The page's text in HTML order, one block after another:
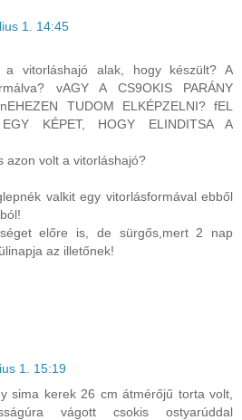
1. 14:45
a vitorláshajó alak, hogy készült? A
vAGY A CS9OKIS PARÁNY
TUDOM ELKÉPZELNI? fEL
KÉPET, HOGY ELINDITSA A
azon volt a vitorláshajó?
valkit egy vitorlásformával ebből
előre is, de sürgős,mert 2 nap
az illetőnek!
1. 15:19
sima kerek 26 cm átmérőjű torta volt,
vágott csokis ostyarúddal